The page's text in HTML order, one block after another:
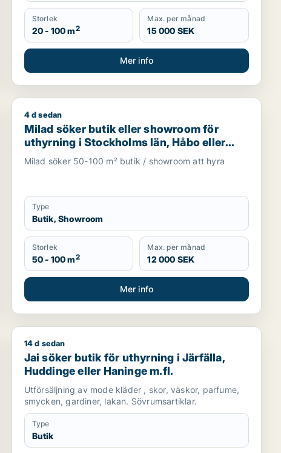
Storlek
20 - 100 m2
Max. per månad
15 000 SEK
Mer info
Stockholm Innerstad eller Kungsholmen m.fl.
Milad söker butik eller showroom för uthyrning i
4 d sedan
Milad söker butik eller showroom för
uthyrning i Stockholms län, Håbo eller
Knivsta
Milad söker 50-100 m² butik / showroom att hyra
Type
Butik, Showroom
Storlek
50 - 100 m2
Max. per månad
12 000 SEK
Mer info
m.fl.
i Stockholm
Jai söker butik för uthyrning i Järfälla, Huddinge eller
14 d sedan
Jai söker butik för uthyrning i Järfälla,
Huddinge eller Haninge m.fl.
Utförsäljning av mode kläder , skor, väskor, parfume,
smycken, gardiner, lakan. Sövrumsartiklar.
Type
Butik